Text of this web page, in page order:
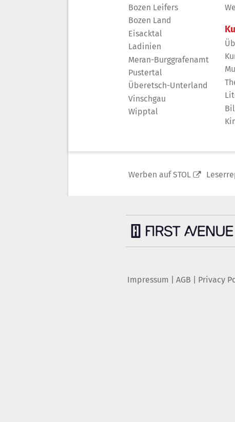
Bozen Leifers
Bozen Land
Eisacktal
Ladinien
Meran-Burggrafenamt
Pustertal
Überetsch-Unterland
Vinschgau
Wipptal
Werben auf STOL
Impressum AGB Privacy